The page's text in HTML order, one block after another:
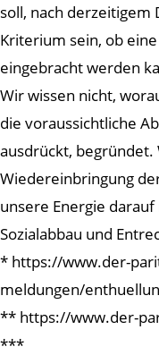
soll, nach derzeitigem
Kriterium sein, ob
eingebracht werden
Wir wissen nicht,
die voraussichtliche
ausdrückt, begründet.
Wiedereinbringung
unsere Energie
Sozialabbau und
* https://www.der-
meldungen/
** https://www.der-
***